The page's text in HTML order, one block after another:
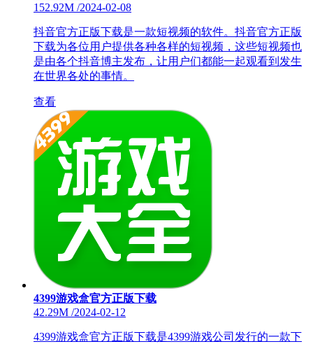
152.92M /2024-02-08
抖音官方正版下载是一款短视频的软件。抖音官方正版
下载为各位用户提供各种各样的短视频，这些短视频也
是由各个抖音博主发布，让用户们都能一起观看到发生
在世界各处的事情。
查看
4399游戏盒官方正版下载
42.29M /2024-02-12
4399游戏盒官方正版下载是4399游戏公司发行的一款下